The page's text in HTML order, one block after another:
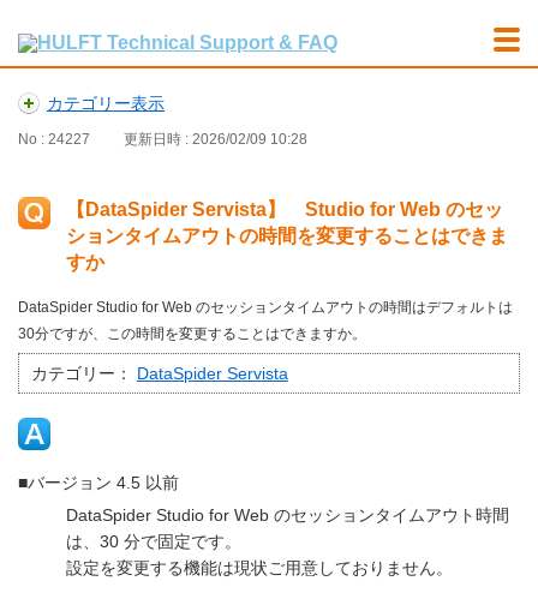
カテゴリー表示
No : 24227 更新日時 : 2026/02/09 10:28
【DataSpider Servista】 Studio for Web のセッ
ションタイムアウトの時間を変更することはできま
すか
DataSpider Studio for Web のセッションタイムアウトの時間はデフォルトは
30分ですが、この時間を変更することはできますか。
カテゴリー： DataSpider Servista
■バージョン 4.5 以前
DataSpider Studio for Web のセッションタイムアウト時間
は、30 分で固定です。
設定を変更する機能は現状ご用意しておりません。